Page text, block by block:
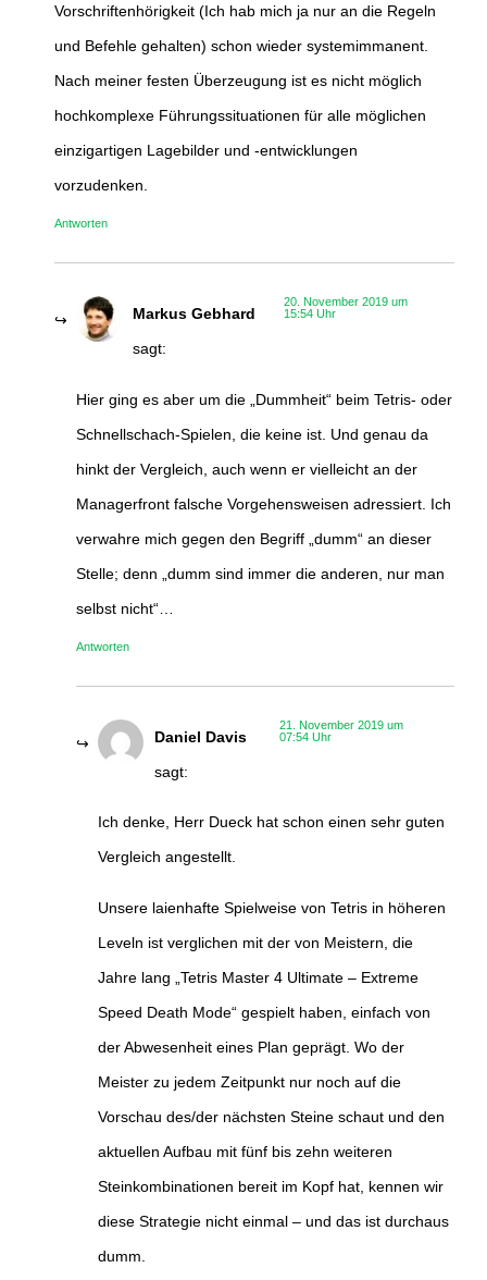
Vorschriftenhörigkeit (Ich hab mich ja nur an die Regeln
und Befehle gehalten) schon wieder systemimmanent.
Nach meiner festen Überzeugung ist es nicht möglich
hochkomplexe Führungssituationen für alle möglichen
einzigartigen Lagebilder und -entwicklungen
vorzudenken.
Antworten
Markus Gebhard
sagt:
20. November 2019 um
15:54 Uhr
Hier ging es aber um die „Dummheit“ beim Tetris- oder
Schnellschach-Spielen, die keine ist. Und genau da
hinkt der Vergleich, auch wenn er vielleicht an der
Managerfront falsche Vorgehensweisen adressiert. Ich
verwahre mich gegen den Begriff „dumm“ an dieser
Stelle; denn „dumm sind immer die anderen, nur man
selbst nicht“…
Antworten
Daniel Davis
sagt:
21. November 2019 um
07:54 Uhr
Ich denke, Herr Dueck hat schon einen sehr guten
Vergleich angestellt.
Unsere laienhafte Spielweise von Tetris in höheren
Leveln ist verglichen mit der von Meistern, die
Jahre lang „Tetris Master 4 Ultimate – Extreme
Speed Death Mode“ gespielt haben, einfach von
der Abwesenheit eines Plan geprägt. Wo der
Meister zu jedem Zeitpunkt nur noch auf die
Vorschau des/der nächsten Steine schaut und den
aktuellen Aufbau mit fünf bis zehn weiteren
Steinkombinationen bereit im Kopf hat, kennen wir
diese Strategie nicht einmal – und das ist durchaus
dumm.